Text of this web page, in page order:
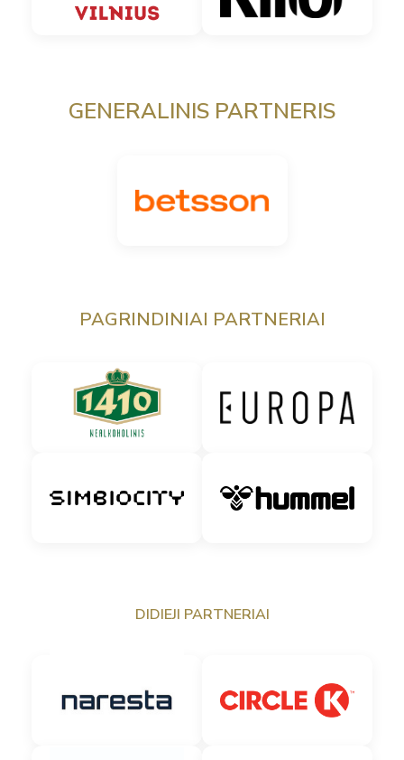
GENERALINIS PARTNERIS
PAGRINDINIAI PARTNERIAI
DIDIEJI PARTNERIAI